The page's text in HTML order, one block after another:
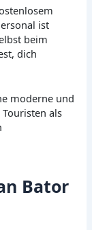
ist
beim
dich
moderne und
als
Bator